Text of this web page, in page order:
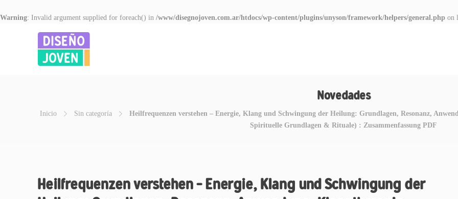
Warning: Invalid argument supplied for foreach() in /www/disegnojoven.com.ar/htdocs/wp-content/plugins/unyson/framework/helpers/general.php on
Novedades
Inicio Sin categoría
Heilfrequenzen verstehen – Energie, Klang und Schwingung der Heilung: Grundlagen, Resonanz,
Spirituelle Grundlagen & Rituale) : Zusammenfassung PDF
Heilfrequenzen verstehen – Energie, Klang und Schwingung der